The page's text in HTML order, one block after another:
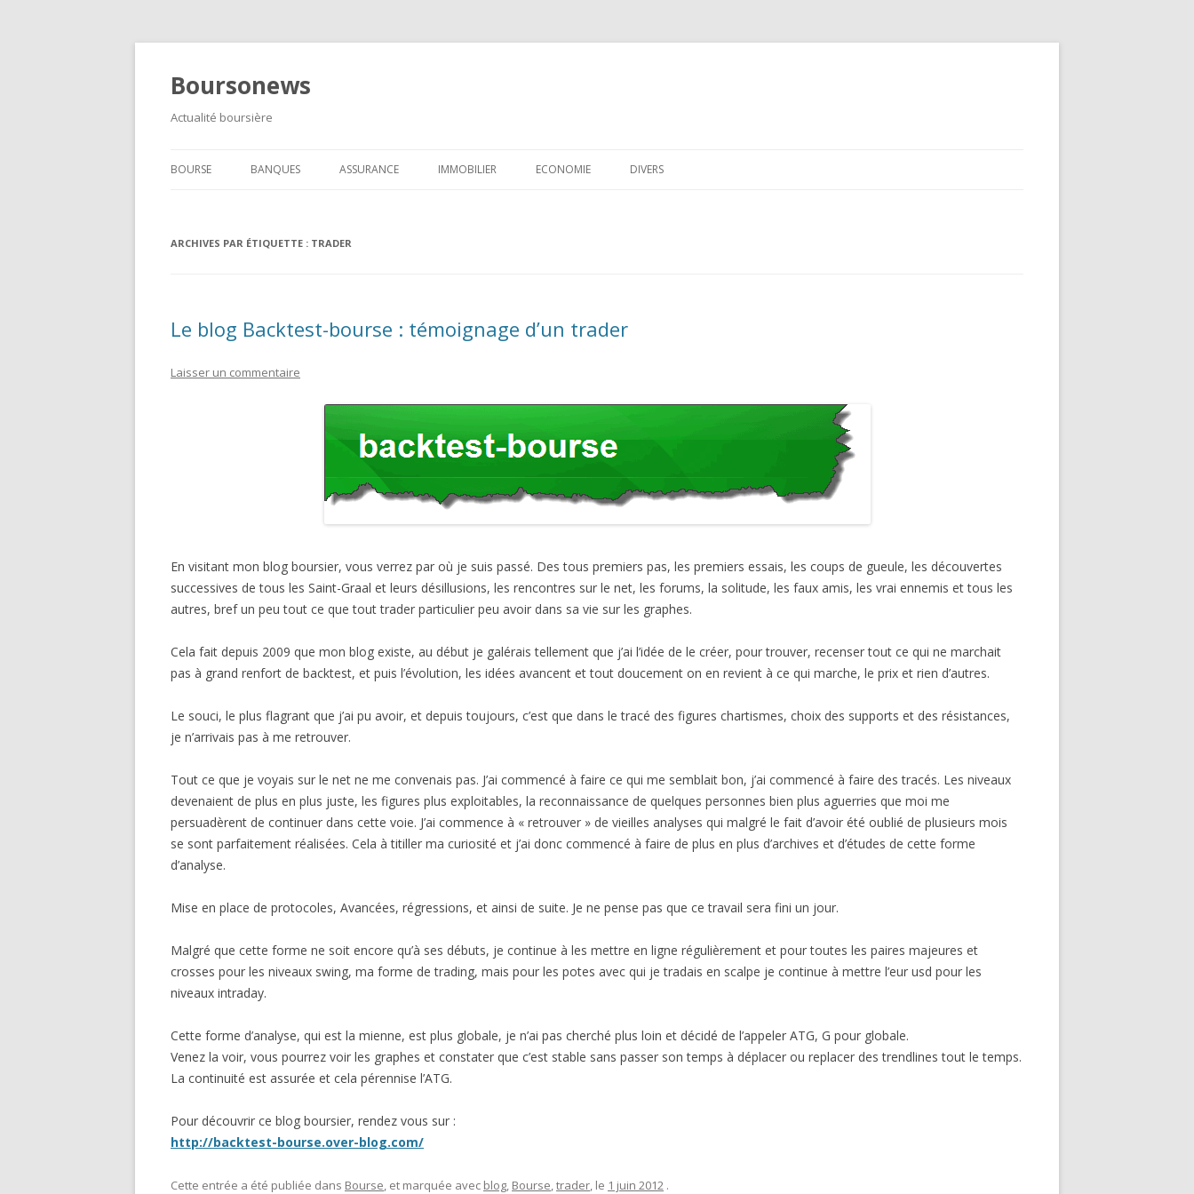
Boursonews
Actualité boursière
BOURSE
MÉTAUX PRÉCIEUX
BANQUES ASSURANCE IMMOBILIER ECONOMIE DIVERS
ARCHIVES PAR ÉTIQUETTE : TRADER
Le blog Backtest-bourse : témoignage d’un trader
Laisser un commentaire
En visitant mon blog boursier, vous verrez par où je suis passé. Des tous premiers pas, les premiers essais, les coups de gueule, les découvertes
successives de tous les Saint-Graal et leurs désillusions, les rencontres sur le net, les forums, la solitude, les faux amis, les vrai ennemis et tous les
autres, bref un peu tout ce que tout trader particulier peu avoir dans sa vie sur les graphes.
Cela fait depuis 2009 que mon blog existe, au début je galérais tellement que j’ai l’idée de le créer, pour trouver, recenser tout ce qui ne marchait
pas à grand renfort de backtest, et puis l’évolution, les idées avancent et tout doucement on en revient à ce qui marche, le prix et rien d’autres.
Le souci, le plus flagrant que j’ai pu avoir, et depuis toujours, c’est que dans le tracé des figures chartismes, choix des supports et des résistances,
je n’arrivais pas à me retrouver.
Tout ce que je voyais sur le net ne me convenais pas. J’ai commencé à faire ce qui me semblait bon, j’ai commencé à faire des tracés. Les niveaux
devenaient de plus en plus juste, les figures plus exploitables, la reconnaissance de quelques personnes bien plus aguerries que moi me
persuadèrent de continuer dans cette voie. J’ai commence à « retrouver » de vieilles analyses qui malgré le fait d’avoir été oublié de plusieurs mois
se sont parfaitement réalisées. Cela à titiller ma curiosité et j’ai donc commencé à faire de plus en plus d’archives et d’études de cette forme
d’analyse.
Mise en place de protocoles, Avancées, régressions, et ainsi de suite. Je ne pense pas que ce travail sera fini un jour.
Malgré que cette forme ne soit encore qu’à ses débuts, je continue à les mettre en ligne régulièrement et pour toutes les paires majeures et
crosses pour les niveaux swing, ma forme de trading, mais pour les potes avec qui je tradais en scalpe je continue à mettre l’eur usd pour les
niveaux intraday.
Cette forme d’analyse, qui est la mienne, est plus globale, je n’ai pas cherché plus loin et décidé de l’appeler ATG, G pour globale.
Venez la voir, vous pourrez voir les graphes et constater que c’est stable sans passer son temps à déplacer ou replacer des trendlines tout le temps.
La continuité est assurée et cela pérennise l’ATG.
Pour découvrir ce blog boursier, rendez vous sur :
http://backtest-bourse.over-blog.com/
Cette entrée a été publiée dans Bourse, et marquée avec blog, Bourse,trader, le 1 juin 2012 .